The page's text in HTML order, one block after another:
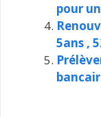
pour
5ans ,